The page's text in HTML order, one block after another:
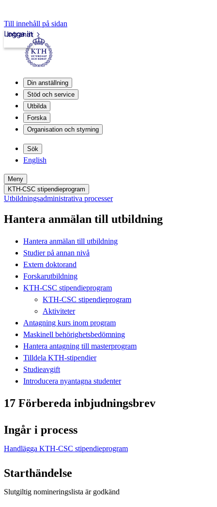
Till innehåll på sidan
Intranät
Logga in
Din anställning
Stöd och service
Utbilda
Forska
Organisation och styrning
Sök
English
Meny
KTH-CSC stipendieprogram
Utbildningsadministrativa processer
Hantera anmälan till utbildning
Hantera anmälan till utbildning
Studier på annan nivå
Extern doktorand
Forskarutbildning
KTH-CSC stipendieprogram
KTH-CSC stipendieprogram
Aktiviteter
Antagning kurs inom program
Maskinell behörighetsbedömning
Hantera antagning till masterprogram
Tilldela KTH-stipendier
Studieavgift
Introducera nyantagna studenter
17 Förbereda inbjudningsbrev
Ingår i process
Handlägga KTH-CSC stipendieprogram
Starthändelse
Slutgiltig nomineringslista är godkänd